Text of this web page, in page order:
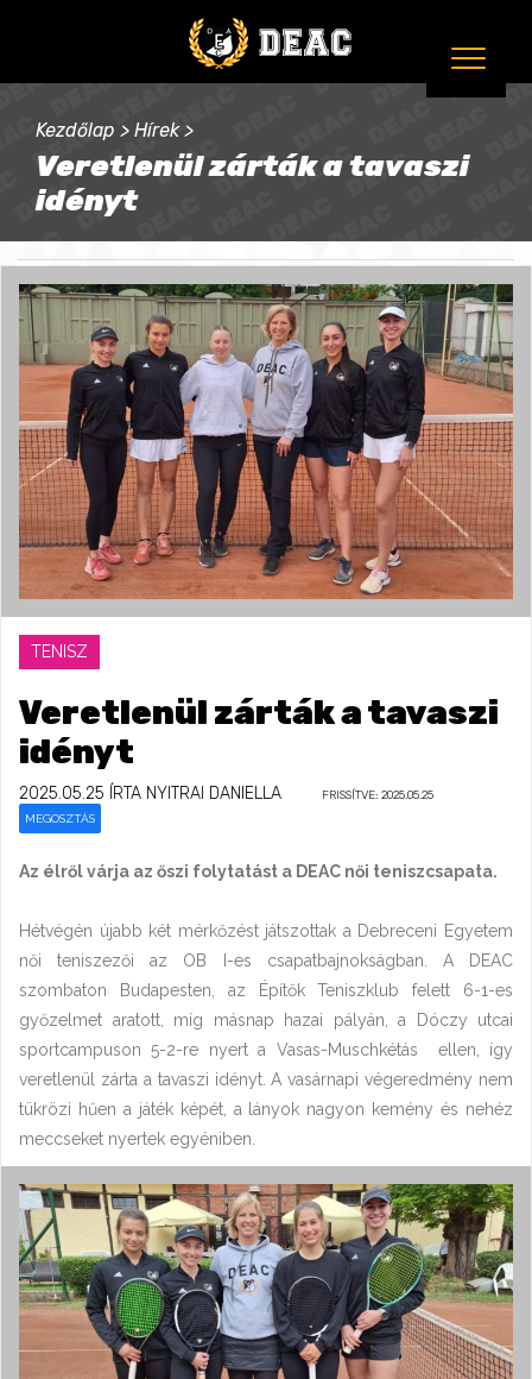
Kezdőlap > Hírek >
Veretlenül zárták a tavaszi
idényt
TENISZ
Veretlenül zárták a tavaszi
idényt
2025.05.25 ÍRTA NYITRAI DANIELLA FRISSÍTVE: 2025.05.25
MEGOSZTÁS
Az élről várja az őszi folytatást a DEAC női teniszcsapata.
Hétvégén újabb két mérkőzést játszottak a Debreceni Egyetem
női teniszezői az OB I-es csapatbajnokságban. A DEAC
szombaton Budapesten, az Építők Teniszklub felett 6-1-es
győzelmet aratott, míg másnap hazai pályán, a Dóczy utcai
sportcampuson 5-2-re nyert a Vasas-Muschkétás ellen, így
veretlenül zárta a tavaszi idényt. A vasárnapi végeredmény nem
tükrözi hűen a játék képét, a lányok nagyon kemény és nehéz
meccseket nyertek egyéniben.